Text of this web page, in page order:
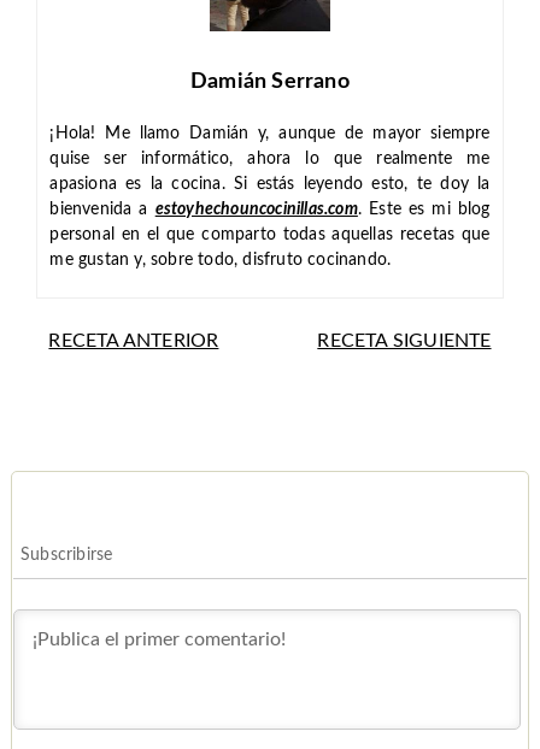
Damián Serrano
¡Hola! Me llamo Damián y, aunque de mayor siempre
quise ser informático, ahora lo que realmente me
apasiona es la cocina. Si estás leyendo esto, te doy la
bienvenida a estoyhechouncocinillas.com. Este es mi blog
personal en el que comparto todas aquellas recetas que
me gustan y, sobre todo, disfruto cocinando.
RECETA ANTERIOR RECETA SIGUIENTE
Subscribirse